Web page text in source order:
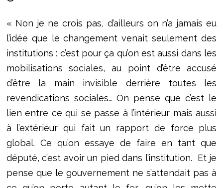
« Non je ne crois pas, d’ailleurs on n’a jamais eu
l’idée que le changement venait seulement des
institutions : c’est pour ça qu’on est aussi dans les
mobilisations sociales, au point d’être accusé
d’être la main invisible derrière toutes les
revendications sociales… On pense que c’est le
lien entre ce qui se passe à l’intérieur mais aussi
à l’extérieur qui fait un rapport de force plus
global. Ce qu’on essaye de faire en tant que
député, c’est avoir un pied dans l’institution.
Et je
pense que le gouvernement ne s’attendait pas à